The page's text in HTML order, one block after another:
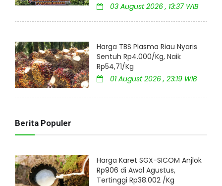
03 August 2026 , 13:37 WIB
Harga TBS Plasma Riau Nyaris
Sentuh Rp4.000/Kg, Naik
Rp54,71/Kg
01 August 2026 , 23:19 WIB
Berita Populer
Harga Karet SGX-SICOM Anjlok
Rp906 di Awal Agustus,
Tertinggi Rp38.002 /Kg